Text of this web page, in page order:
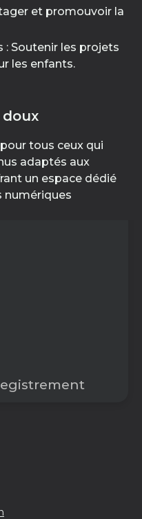
et promouvoir la
Soutenir les projets
les enfants.
tous ceux qui
adaptés aux
un espace dédié
numériques